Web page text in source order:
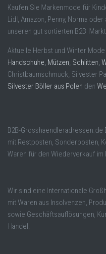
Kaufen Sie Markenmode für
Lidl, Amazon, Penny, Norma
unseren gut sortierten B2B
Aktuelle Herbst und Winter
Handschuhe, Mützen, Schlitten,
Christbaumschmuck, Silvester
Silvester Böller aus Polen den
B2B-Grosshaendleradressen.de
mit Restposten, Sonderposten,
Waren für den Wiederverkauf im
Wir sind eine Internationale
mit Waren aus Insolvenzen,
sowie Geschäftsauflösungen,
Handel.